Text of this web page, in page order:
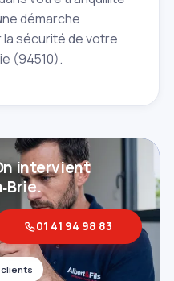
démarche
sécurité de votre
(94510).
clients
intervient
01 41 94 98 83